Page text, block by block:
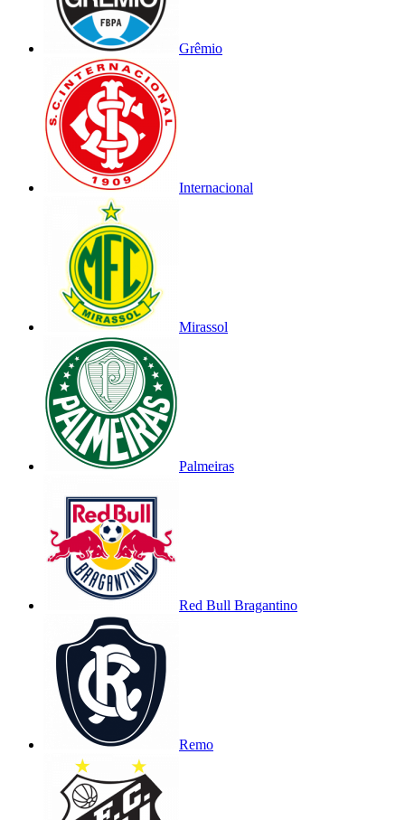
Grêmio
Internacional
Mirassol
Palmeiras
Red Bull Bragantino
Remo